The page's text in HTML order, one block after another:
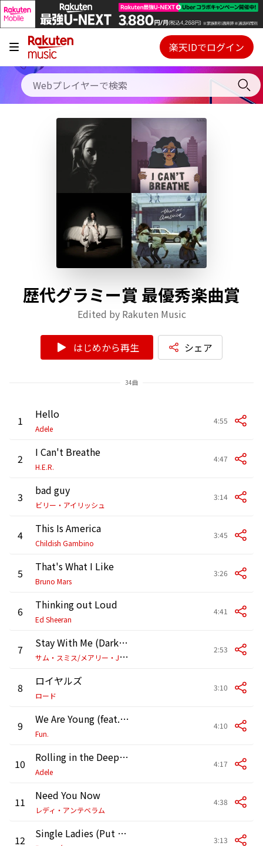
キャンペーン
料金プラン
使い方
初回30日間無料お試し
Webプレイヤー
ご契約内容の確認・変更
楽天IDでログイン
歴代グラミー賞 最優秀楽曲賞
Edited by Rakuten Music
はじめから再生 シェア
34曲
1 Hello
Adele
4:55
2 I Can't Breathe
H.E.R.
4:47
3 bad guy
ビリー・アイリッシュ
3:14
4 This Is America
Childish Gambino
3:45
5 That's What I Like
Bruno Mars
3:26
6 Thinking out Loud
Ed Sheeran
4:41
7
Stay With Me (Darkchild Version)
サ
ム・スミス/メアリー・J.ブライジ
2:53
8 ロイヤルズ
ロード
3:10
9 We Are Young (feat. Janelle Monáe)
Fun.
4:10
10 Rolling in the Deep (Jamie xx Shuffle)
Adele
4:17
11 Need You Now
レディ・アンテベラム
4:38
12 Single Ladies (Put a Ring on It) 3:13